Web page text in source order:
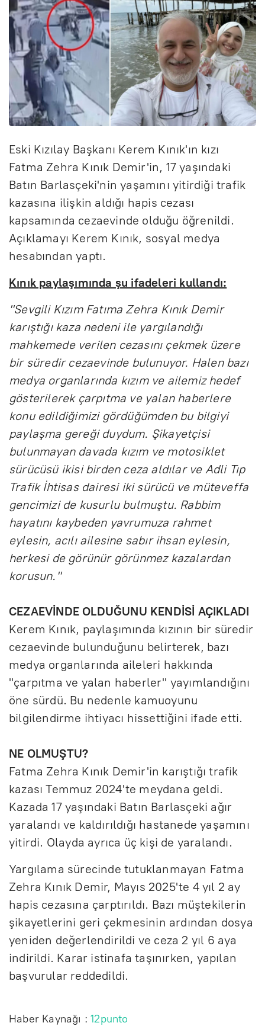
Eski Kızılay Başkanı Kerem Kınık'ın kızı
Fatma Zehra Kınık Demir'in, 17 yaşındaki
Batın Barlasçeki'nin yaşamını yitirdiği trafik
kazasına ilişkin aldığı hapis cezası
kapsamında cezaevinde olduğu öğrenildi.
Açıklamayı Kerem Kınık, sosyal medya
hesabından yaptı.
Kınık paylaşımında şu ifadeleri kullandı:
"Sevgili Kızım Fatıma Zehra Kınık Demir
karıştığı kaza nedeni ile yargılandığı
mahkemede verilen cezasını çekmek üzere
bir süredir cezaevinde bulunuyor. Halen bazı
medya organlarında kızım ve ailemiz hedef
gösterilerek çarpıtma ve yalan haberlere
konu edildiğimizi gördüğümden bu bilgiyi
paylaşma gereği duydum. Şikayetçisi
bulunmayan davada kızım ve motosiklet
sürücüsü ikisi birden ceza aldılar ve Adli Tıp
Trafik İhtisas dairesi iki sürücü ve müteveffa
gencimizi de kusurlu bulmuştu. Rabbim
hayatını kaybeden yavrumuza rahmet
eylesin, acılı ailesine sabır ihsan eylesin,
herkesi de görünür görünmez kazalardan
korusun."
CEZAEVİNDE OLDUĞUNU KENDİSİ AÇIKLADI
Kerem Kınık, paylaşımında kızının bir süredir
cezaevinde bulunduğunu belirterek, bazı
medya organlarında aileleri hakkında
"çarpıtma ve yalan haberler" yayımlandığını
öne sürdü. Bu nedenle kamuoyunu
bilgilendirme ihtiyacı hissettiğini ifade etti.
NE OLMUŞTU?
Fatma Zehra Kınık Demir'in karıştığı trafik
kazası Temmuz 2024'te meydana geldi.
Kazada 17 yaşındaki Batın Barlasçeki ağır
yaralandı ve kaldırıldığı hastanede yaşamını
yitirdi. Olayda ayrıca üç kişi de yaralandı.
Yargılama sürecinde tutuklanmayan Fatma
Zehra Kınık Demir, Mayıs 2025'te 4 yıl 2 ay
hapis cezasına çarptırıldı. Bazı müştekilerin
şikayetlerini geri çekmesinin ardından dosya
yeniden değerlendirildi ve ceza 2 yıl 6 aya
indirildi. Karar istinafa taşınırken, yapılan
başvurular reddedildi.
Haber Kaynağı :12punto